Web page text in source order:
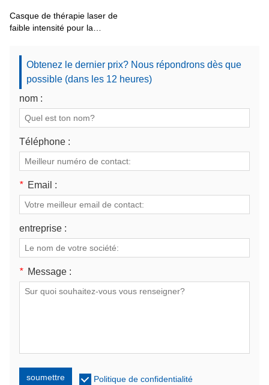
Casque de thérapie laser de
faible intensité pour la
Obtenez le dernier prix? Nous répondrons dès que
possible (dans les 12 heures)
nom :
Téléphone :
* Email :
entreprise :
* Message :
soumettre Politique de confidentialité